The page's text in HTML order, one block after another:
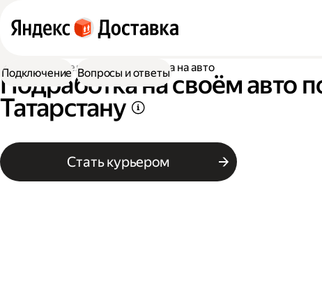
Работа водителем Подработка на авто
Подработка на своём авто
Татарстану
Стать курьером
Подключение Вопросы и ответы